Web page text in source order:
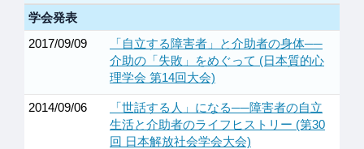
学会発表
2017/09/09
「自立する障害者」と介助者の身体──
介助の「失敗」をめぐって (日本質的心
理学会 第14回大会)
2014/09/06
「世話する人」になる──障害者の自立
生活と介助者のライフヒストリー (第30
回 日本解放社会学会大会)